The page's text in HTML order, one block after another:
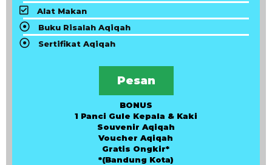
Alat Makan
Buku Risalah Aqiqah
Sertifikat Aqiqah
Pesan
BONUS
1 Panci Gule Kepala & Kaki
Souvenir Aqiqah
Voucher Aqiqah
Gratis Ongkir*
*(Bandung Kota)